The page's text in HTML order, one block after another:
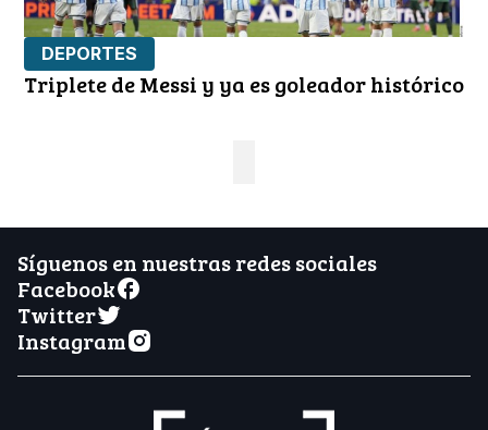
DEPORTES
Triplete de Messi y ya es goleador histórico
Síguenos en nuestras redes sociales
Facebook
Twitter
Instagram